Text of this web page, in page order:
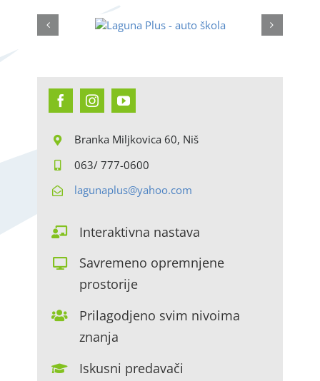
Branka Miljkovica 60, Niš
063/ 777-0600
lagunaplus@yahoo.com
Interaktivna nastava
Savremeno opremnjene
prostorije
Prilagodjeno svim nivoima
znanja
Iskusni predavači